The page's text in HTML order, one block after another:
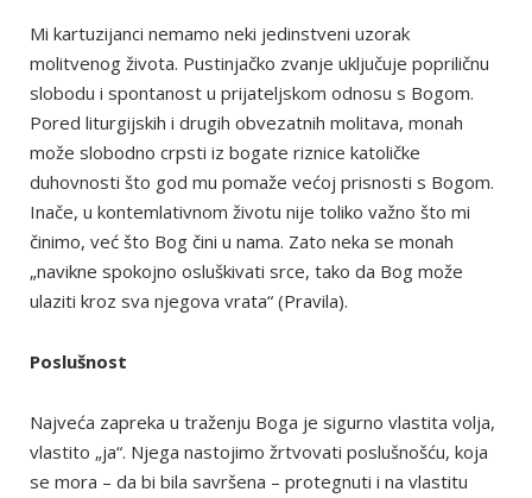
Mi kartuzijanci nemamo neki jedinstveni uzorak
molitvenog života. Pustinjačko zvanje uključuje popriličnu
slobodu i spontanost u prijateljskom odnosu s Bogom.
Pored liturgijskih i drugih obvezatnih molitava, monah
može slobodno crpsti iz bogate riznice katoličke
duhovnosti što god mu pomaže većoj prisnosti s Bogom.
Inače, u kontemlativnom životu nije toliko važno što mi
činimo, već što Bog čini u nama. Zato neka se monah
„navikne spokojno osluškivati srce, tako da Bog može
ulaziti kroz sva njegova vrata“ (Pravila).
Poslušnost
Najveća zapreka u traženju Boga je sigurno vlastita volja,
vlastito „ja“. Njega nastojimo žrtvovati poslušnošću, koja
se mora – da bi bila savršena – protegnuti i na vlastitu